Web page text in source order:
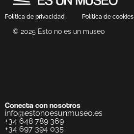
Política de privacidad Política de cookies
© 2025 Esto no es un museo
Conecta con nosotros
info@estonoesunmuseo.es
+34 648 789 369
+34 697 394 035